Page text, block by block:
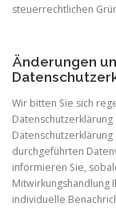
steuerrechtlichen
Änderungen
Wir bitten Sie sich
durchgeführten
informieren Sie,
Mitwirkungshandlung
individuelle